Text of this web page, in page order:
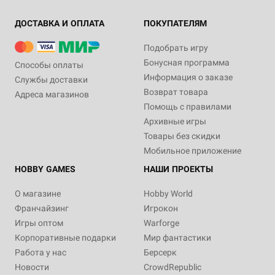
ДОСТАВКА И ОПЛАТА
Способы оплаты
Службы доставки
Адреса магазинов
ПОКУПАТЕЛЯМ
Подобрать игру
Бонусная программа
Информация о заказе
Возврат товара
Помощь с правилами
Архивные игры
Товары без скидки
Мобильное приложение
HOBBY GAMES
О магазине
Франчайзинг
Игры оптом
Корпоративные подарки
Работа у нас
Новости
НАШИ ПРОЕКТЫ
Hobby World
Игрокон
Warforge
Мир фантастики
Берсерк
CrowdRepublic